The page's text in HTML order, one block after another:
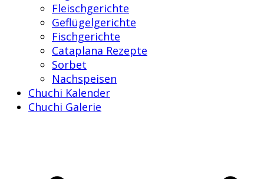
Fleischgerichte
Geflügelgerichte
Fischgerichte
Cataplana Rezepte
Sorbet
Nachspeisen
Chuchi Kalender
Chuchi Galerie